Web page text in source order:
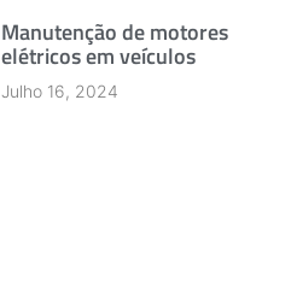
Manutenção de motores
elétricos em veículos
Julho 16, 2024